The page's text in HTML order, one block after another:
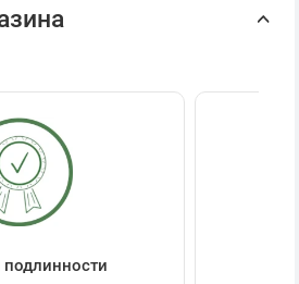
подлинности